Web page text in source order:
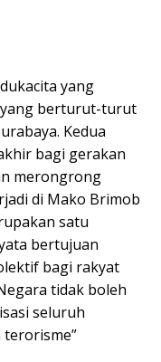
yang
berturut-turut
Kedua
bagi gerakan
merongrong
di Mako Brimob
satu
bertujuan
bagi rakyat
tidak boleh
seluruh